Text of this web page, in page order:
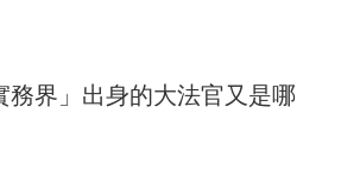
務界」出身的大法官又是哪